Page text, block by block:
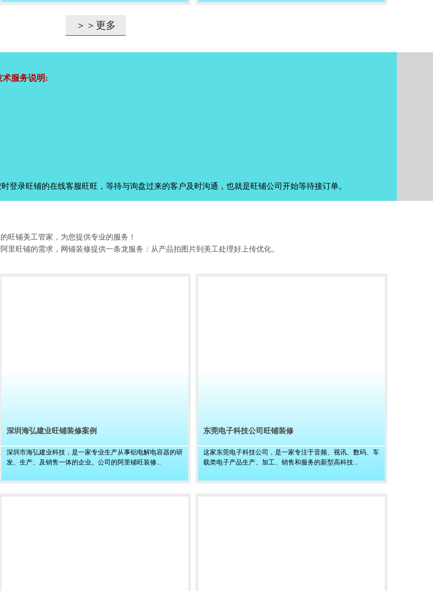
＞＞更多
服务说明:
登录旺铺的在线客服旺旺，等待与询盘过来的客户及时沟通，也就是旺铺公司开始等待接订单。
旺铺美工管家，为您提供专业的服务！
里旺铺的需求，网铺装修提供一条龙服务：从产品拍图片到美工处理好上传优化。
深圳海弘建业旺铺装修案例
深圳市海弘建业科技，是一家专业生产从事铝电解电容器的研
发、生产、及销售一体的企业。公司的阿里铺旺装修...
东莞电子科技公司旺铺装修
这家东莞电子科技公司，是一家专注于音频、视讯、数码、车
载类电子产品生产、加工、销售和服务的新型高科技...